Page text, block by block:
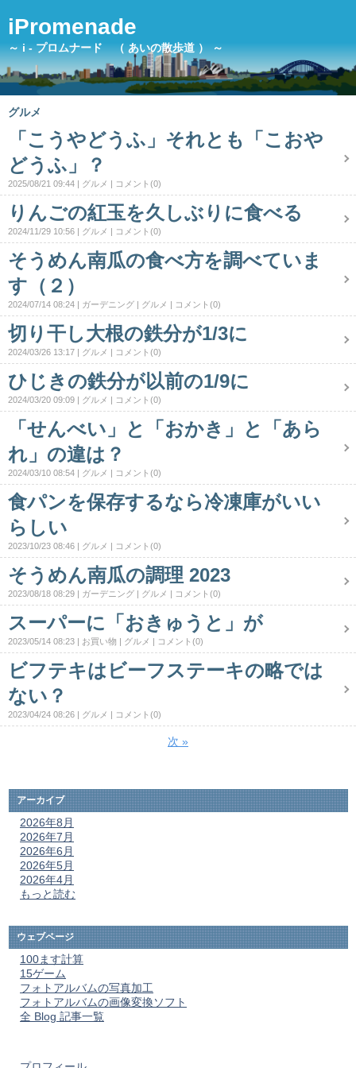
iPromenade
～ i - プロムナード （ あいの散歩道 ） ～
グルメ
「こうやどうふ」それとも「こおや
どうふ」？
2025/08/21 09:44 グルメ コメント(0)
りんごの紅玉を久しぶりに食べる
2024/11/29 10:56 グルメ コメント(0)
そうめん南瓜の食べ方を調べていま
す（２）
2024/07/14 08:24 ガーデニング グルメ コメント(0)
切り干し大根の鉄分が1/3に
2024/03/26 13:17 グルメ コメント(0)
ひじきの鉄分が以前の1/9に
2024/03/20 09:09 グルメ コメント(0)
「せんべい」と「おかき」と「あら
れ」の違は？
2024/03/10 08:54 グルメ コメント(0)
食パンを保存するなら冷凍庫がいい
らしい
2023/10/23 08:46 グルメ コメント(0)
そうめん南瓜の調理 2023
2023/08/18 08:29 ガーデニング グルメ コメント(0)
スーパーに「おきゅうと」が
2023/05/14 08:23 お買い物 グルメ コメント(0)
ビフテキはビーフステーキの略では
ない？
2023/04/24 08:26 グルメ コメント(0)
次 »
アーカイブ
2026年8月
2026年7月
2026年6月
2026年5月
2026年4月
もっと読む
ウェブページ
100ます計算
15ゲーム
フォトアルバムの写真加工
フォトアルバムの画像変換ソフト
全 Blog 記事一覧